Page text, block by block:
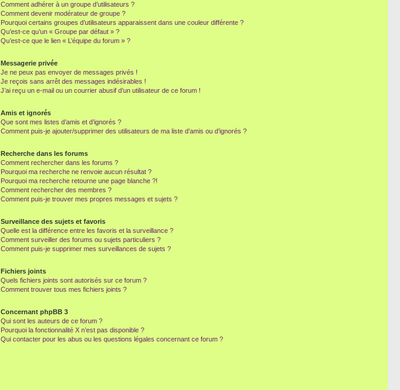
Comment adhérer à un groupe d’utilisateurs ?
Comment devenir modérateur de groupe ?
Pourquoi certains groupes d’utilisateurs apparaissent dans une couleur différente ?
Qu’est-ce qu’un « Groupe par défaut » ?
Qu’est-ce que le lien « L’équipe du forum » ?
Messagerie privée
Je ne peux pas envoyer de messages privés !
Je reçois sans arrêt des messages indésirables !
J’ai reçu un e-mail ou un courrier abusif d’un utilisateur de ce forum !
Amis et ignorés
Que sont mes listes d’amis et d’ignorés ?
Comment puis-je ajouter/supprimer des utilisateurs de ma liste d’amis ou d’ignorés ?
Recherche dans les forums
Comment rechercher dans les forums ?
Pourquoi ma recherche ne renvoie aucun résultat ?
Pourquoi ma recherche retourne une page blanche ?!
Comment rechercher des membres ?
Comment puis-je trouver mes propres messages et sujets ?
Surveillance des sujets et favoris
Quelle est la différence entre les favoris et la surveillance ?
Comment surveiller des forums ou sujets particuliers ?
Comment puis-je supprimer mes surveillances de sujets ?
Fichiers joints
Quels fichiers joints sont autorisés sur ce forum ?
Comment trouver tous mes fichiers joints ?
Concernant phpBB 3
Qui sont les auteurs de ce forum ?
Pourquoi la fonctionnalité X n’est pas disponible ?
Qui contacter pour les abus ou les questions légales concernant ce forum ?